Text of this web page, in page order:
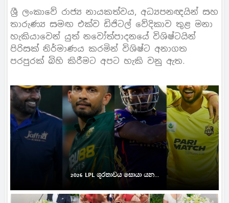
ශ්‍රී ලංකාවේ රාජ්‍ය නායකත්වය, අධ්‍යපනඥයින් සහ
තාරුණ්‍ය සමඟ එක්ව ඩිජිටල් වේදිකාව තුළ මනා
හැකියාවෙන් යුත් නවෝත්පාදනයේ විශිෂ්ටයින්
පිරිසක් නිර්මාණය කරමින් විශිෂ්ට අනාගත
පරපුරක් බිහි කිරීමට අපට හැකි වනු ඇත.
2026 LPL ශූරතාවය සොයා යන...